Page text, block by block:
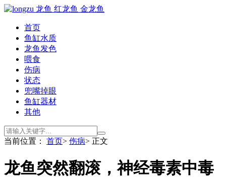
首页
鱼缸水质
龙鱼发色
喂食
伤病
状态
兜嘴掉眼
鱼缸器材
其他
当前位置： 首页> 伤病> 正文
龙鱼突然翻滚，神经毒素中毒